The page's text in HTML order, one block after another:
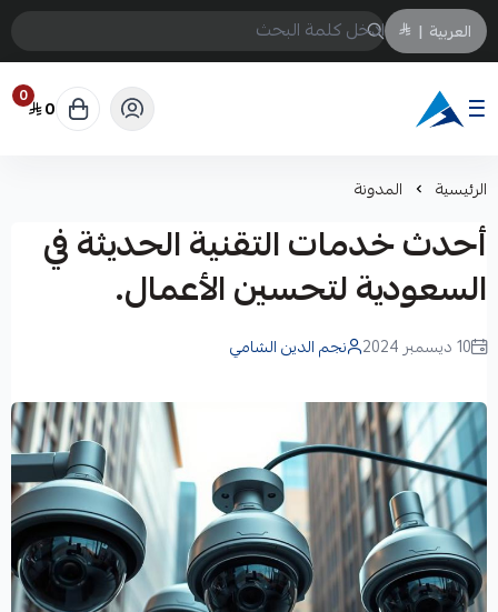
العربية |
Arabtechksa
0 0
الرئيسية المدونة
أحدث خدمات التقنية الحديثة في
السعودية لتحسين الأعمال.
10 ديسمبر 2024 نجم الدين الشامي